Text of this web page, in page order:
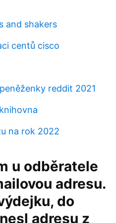
and shakers
centů cisco
reddit 2021
na rok 2022
u odběratele
adresu.
do
adresu z